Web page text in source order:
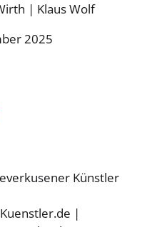
| Klaus Wolf
2025
Künstler
|